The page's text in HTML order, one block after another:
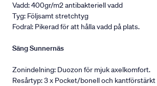
Vadd: 400gr/m2 antibakteriell vadd
Tyg: Följsamt stretchtyg
Fodral: Pikerad för att hålla vadd på plats.
Säng Sunnernäs
Zonindelning: Duozon för mjuk axelkomfort.
Resårtyp: 3 x Pocket/bonell och